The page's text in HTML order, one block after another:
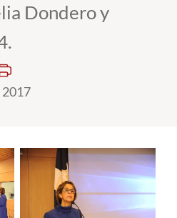
Dondero y
2017